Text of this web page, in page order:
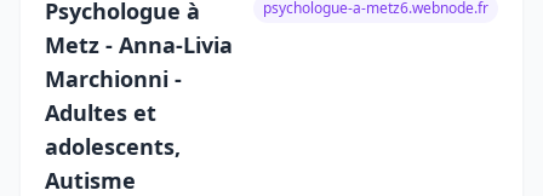
Psychologue à
Metz - Anna-Livia
Marchionni -
Adultes et
adolescents,
Autisme
psychologue-a-metz6.webnode.fr